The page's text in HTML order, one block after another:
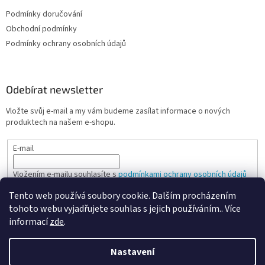
Tento web používá soubory cookie. Dalším procházením
tohoto webu vyjadřujete souhlas s jejich používáním.. Více
informacízde.
Nastavení
Podmínky doručování
Obchodní podmínky
Podmínky ochrany osobních údajů
Odebírat newsletter
Vložte svůj e-mail a my vám budeme zasílat informace o nových
produktech na našem e-shopu.
E-mail
Vložením e-mailu souhlasíte spodmínkami ochrany osobních údajů
PŘIHLÁSIT SE
Vytvořil Shoptet